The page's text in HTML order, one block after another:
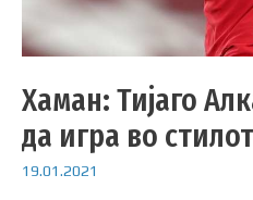
Хаман: Тијаго
да игра во
19.01.2021